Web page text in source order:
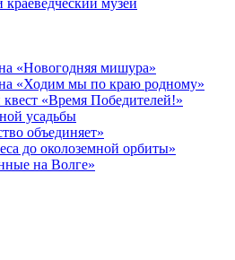
музей
«Новогодняя мишура»
«Ходим мы по краю родному»
«Время Победителей!»
усадьбы
объединяет»
до околоземной орбиты»
на Волге»